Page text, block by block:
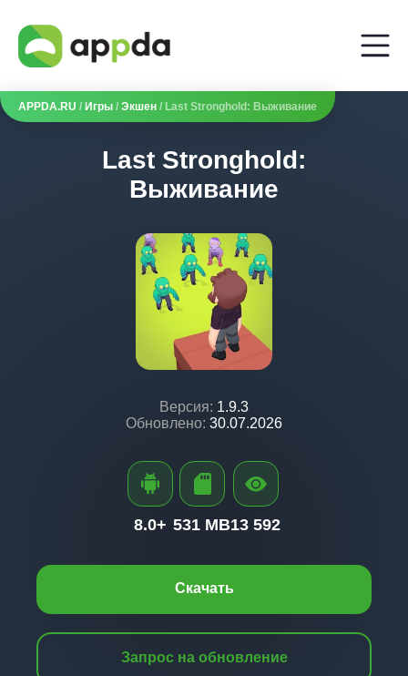
APPDA.RU / Игры / Экшен / Last Stronghold: Выживание
Last Stronghold:
Выживание
Версия: 1.9.3
Обновлено: 30.07.2026
Скачать
Запрос на обновление
8.0+ 531 MB13 592